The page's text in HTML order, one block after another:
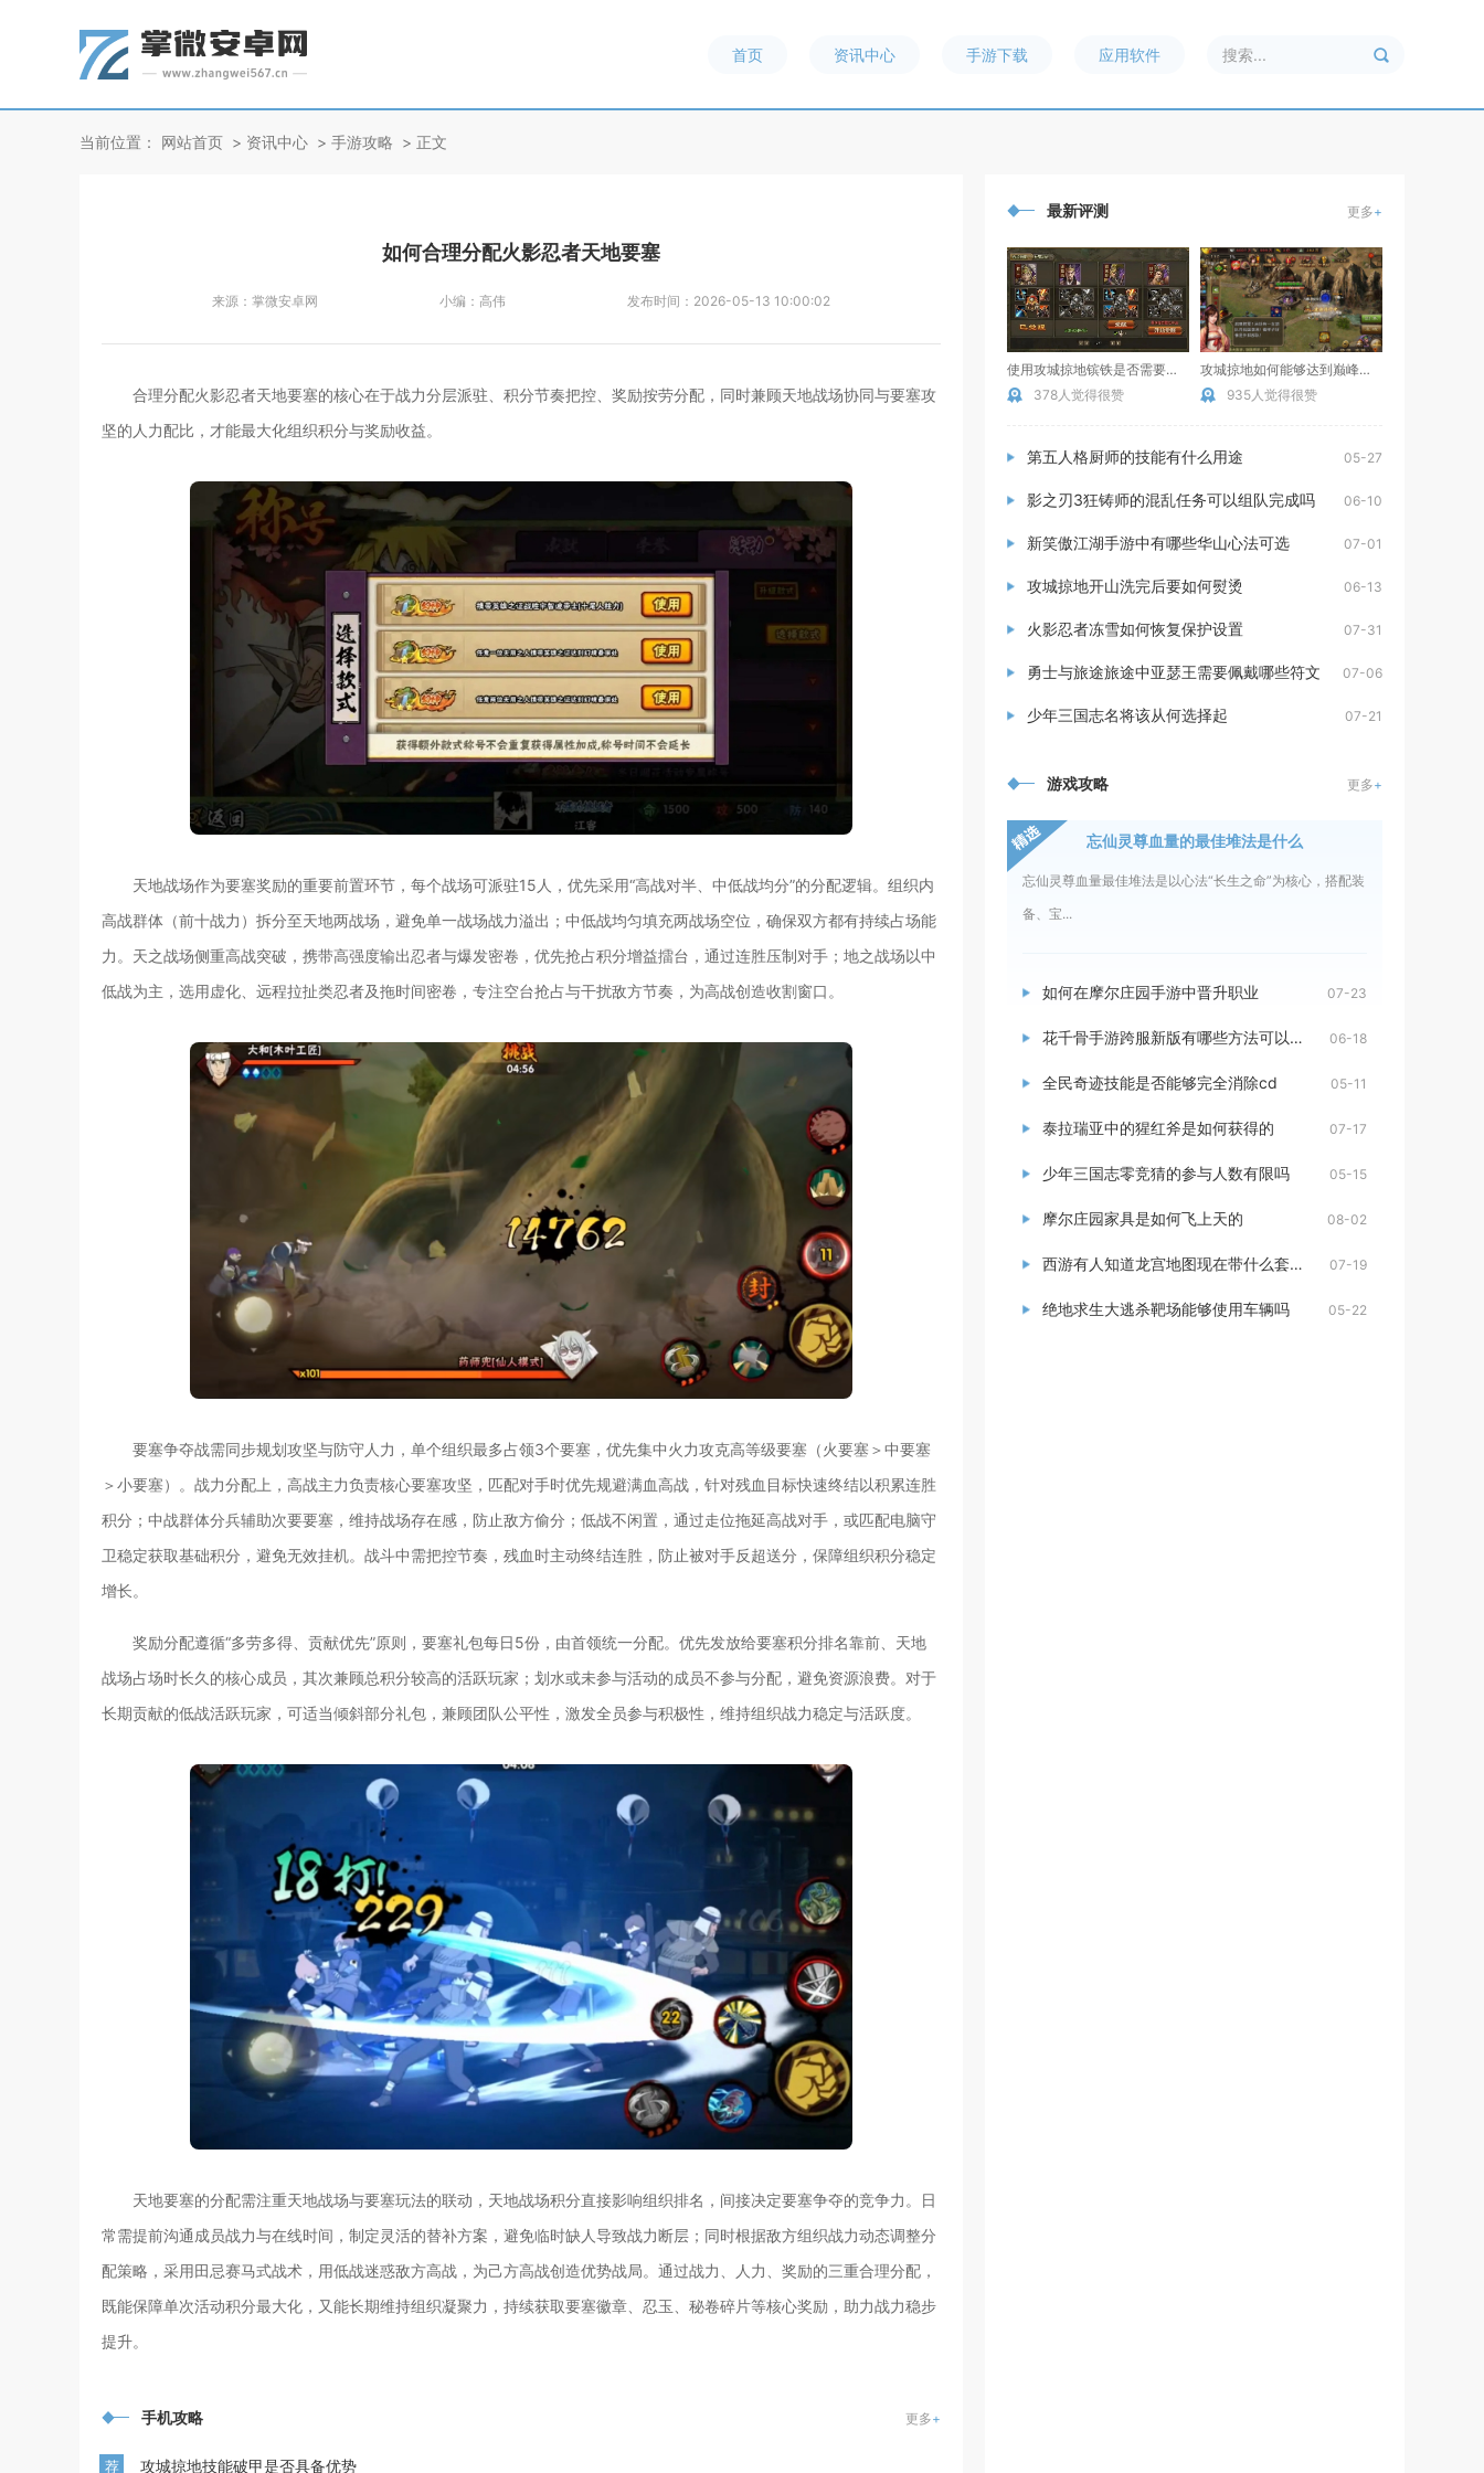
首页 资讯中心 手游下载 应用软件
当前位置： 网站首页 资讯中心 手游攻略 正文
如何合理分配火影忍者天地要塞
来源： 掌微安卓网 小编： 高伟 发布时间： 2026-05-13 10:00:02
合理分配火影忍者天地要塞的核心在于战力分层派驻、积分节奏把控、奖励按劳分配，同时兼顾天地战场协同与要塞攻
坚的人力配比，才能最大化组织积分与奖励收益。
天地战场作为要塞奖励的重要前置环节，每个战场可派驻15人，优先采用“高战对半、中低战均分”的分配逻辑。组织内
高战群体（前十战力）拆分至天地两战场，避免单一战场战力溢出；中低战均匀填充两战场空位，确保双方都有持续占场能
力。天之战场侧重高战突破，携带高强度输出忍者与爆发密卷，优先抢占积分增益擂台，通过连胜压制对手；地之战场以中
低战为主，选用虚化、远程拉扯类忍者及拖时间密卷，专注空台抢占与干扰敌方节奏，为高战创造收割窗口。
要塞争夺战需同步规划攻坚与防守人力，单个组织最多占领3个要塞，优先集中火力攻克高等级要塞（火要塞＞中要塞
＞小要塞）。战力分配上，高战主力负责核心要塞攻坚，匹配对手时优先规避满血高战，针对残血目标快速终结以积累连胜
积分；中战群体分兵辅助次要要塞，维持战场存在感，防止敌方偷分；低战不闲置，通过走位拖延高战对手，或匹配电脑守
卫稳定获取基础积分，避免无效挂机。战斗中需把控节奏，残血时主动终结连胜，防止被对手反超送分，保障组织积分稳定
增长。
奖励分配遵循“多劳多得、贡献优先”原则，要塞礼包每日5份，由首领统一分配。优先发放给要塞积分排名靠前、天地
战场占场时长久的核心成员，其次兼顾总积分较高的活跃玩家；划水或未参与活动的成员不参与分配，避免资源浪费。对于
长期贡献的低战活跃玩家，可适当倾斜部分礼包，兼顾团队公平性，激发全员参与积极性，维持组织战力稳定与活跃度。
天地要塞的分配需注重天地战场与要塞玩法的联动，天地战场积分直接影响组织排名，间接决定要塞争夺的竞争力。日
常需提前沟通成员战力与在线时间，制定灵活的替补方案，避免临时缺人导致战力断层；同时根据敌方组织战力动态调整分
配策略，采用田忌赛马式战术，用低战迷惑敌方高战，为己方高战创造优势战局。通过战力、人力、奖励的三重合理分配，
既能保障单次活动积分最大化，又能长期维持组织凝聚力，持续获取要塞徽章、忍玉、秘卷碎片等核心奖励，助力战力稳步
提升。
手机攻略 更多+
荐 攻城掠地技能破甲是否具备优势
最新评测 更多+
使用攻城掠地镔铁是否需要特殊技能
378人觉得很赞
攻城掠地如何能够达到巅峰实力
935人觉得很赞
第五人格厨师的技能有什么用途 05-27
影之刃3狂铸师的混乱任务可以组队完成吗 06-10
新笑傲江湖手游中有哪些华山心法可选 07-01
攻城掠地开山洗完后要如何熨烫 06-13
火影忍者冻雪如何恢复保护设置 07-31
勇士与旅途旅途中亚瑟王需要佩戴哪些符文 07-06
少年三国志名将该从何选择起 07-21
游戏攻略 更多+
忘仙灵尊血量的最佳堆法是什么
忘仙灵尊血量最佳堆法是以心法“长生之命”为核心，搭配装
备、宝...
如何在摩尔庄园手游中晋升职业 07-23
花千骨手游跨服新版有哪些方法可以获得勾玉 06-18
全民奇迹技能是否能够完全消除cd 05-11
泰拉瑞亚中的猩红斧是如何获得的 07-17
少年三国志零竞猜的参与人数有限吗 05-15
摩尔庄园家具是如何飞上天的 08-02
西游有人知道龙宫地图现在带什么套子吗 07-19
绝地求生大逃杀靶场能够使用车辆吗 05-22